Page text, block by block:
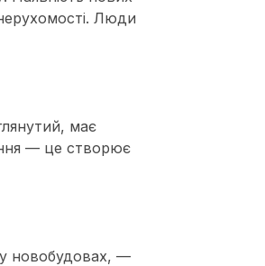
Люди
має
— це створює
новобудовах, —